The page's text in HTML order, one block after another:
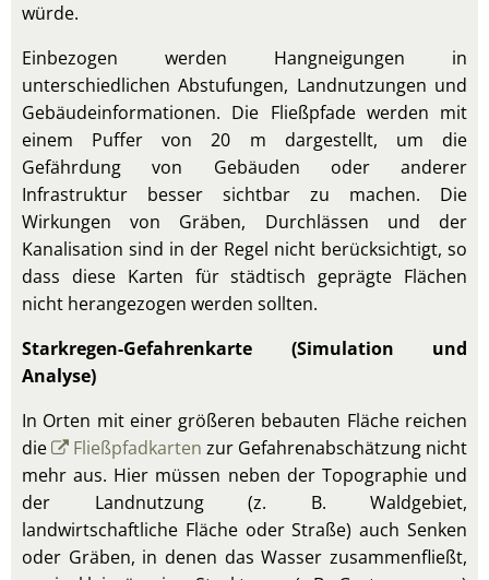
würde.
Einbezogen werden Hangneigungen in
unterschiedlichen Abstufungen, Landnutzungen und
Gebäudeinformationen. Die Fließpfade werden mit
einem Puffer von 20 m dargestellt, um die
Gefährdung von Gebäuden oder anderer
Infrastruktur besser sichtbar zu machen. Die
Wirkungen von Gräben, Durchlässen und der
Kanalisation sind in der Regel nicht berücksichtigt, so
dass diese Karten für städtisch geprägte Flächen
nicht herangezogen werden sollten.
Starkregen-Gefahrenkarte (Simulation und
Analyse)
In Orten mit einer größeren bebauten Fläche reichen
die
Fließpfadkarten zur Gefahrenabschätzung nicht
mehr aus. Hier müssen neben der Topographie und
der Landnutzung (z. B. Waldgebiet,
landwirtschaftliche Fläche oder Straße) auch Senken
oder Gräben, in denen das Wasser zusammenfließt,